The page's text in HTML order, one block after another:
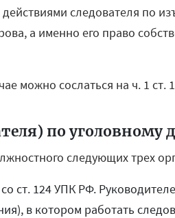
следователя по
а именно его право
можно сослаться на ч. 1 ст.
по уголовному
следующих трех
ст. 124 УПК РФ.
в котором работать